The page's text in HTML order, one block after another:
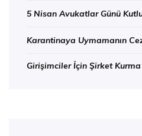
5 Nisan Avukatlar Günü
Karantinaya Uymamanın
Girişimciler İçin Şirket